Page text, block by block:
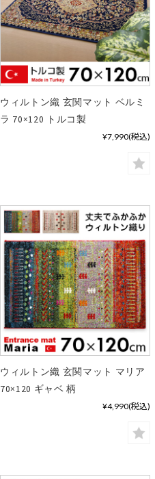
ウィルトン織 玄関マット ベルミ
ラ 70×120 トルコ製
¥7,990(税込)
ウィルトン織 玄関マット マリア
70×120 ギャベ 柄
¥4,990(税込)